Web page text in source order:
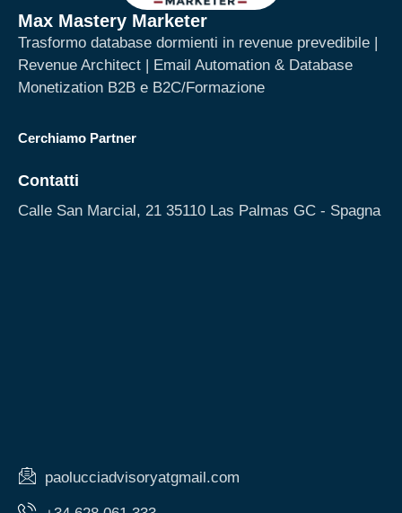
Max Mastery Marketer
Trasformo database dormienti in revenue prevedibile |
Revenue Architect | Email Automation & Database
Monetization B2B e B2C/Formazione
Cerchiamo Partner
Contatti
Calle San Marcial, 21 35110 Las Palmas GC - Spagna
paolucciadvisoryatgmail.com